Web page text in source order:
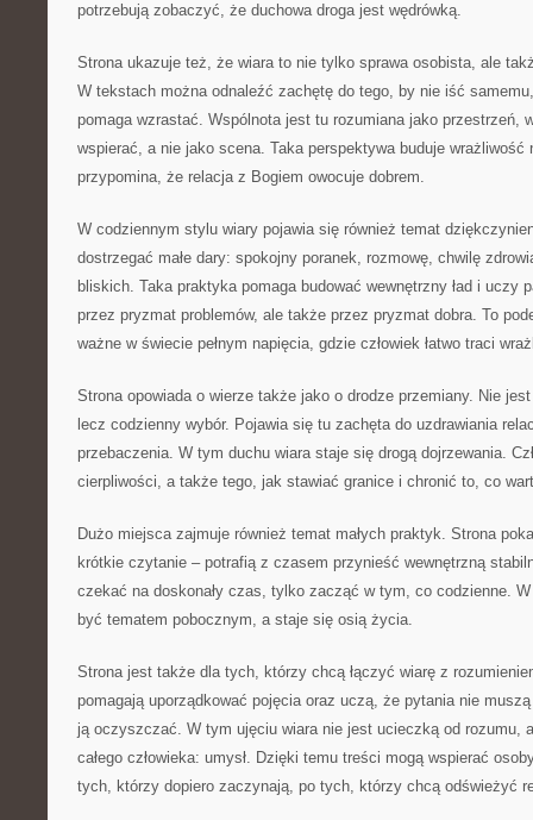
potrzebują zobaczyć, że duchowa droga jest wędrówką.
Strona ukazuje też, że wiara to nie tylko sprawa osobista, ale
W tekstach można odnaleźć zachętę do tego, by nie iść
pomaga wzrastać. Wspólnota jest tu rozumiana jako przestrzeń,
wspierać, a nie jako scena. Taka perspektywa buduje wrażliwość
przypomina, że relacja z Bogiem owocuje dobrem.
W codziennym stylu wiary pojawia się również temat
dostrzegać małe dary: spokojny poranek, rozmowę, chwilę
bliskich. Taka praktyka pomaga budować wewnętrzny ład i uczy
przez pryzmat problemów, ale także przez pryzmat dobra. To
ważne w świecie pełnym napięcia, gdzie człowiek łatwo traci
Strona opowiada o wierze także jako o drodze przemiany. Nie
lecz codzienny wybór. Pojawia się tu zachęta do uzdrawiania
przebaczenia. W tym duchu wiara staje się drogą dojrzewania.
cierpliwości, a także tego, jak stawiać granice i chronić to, co
Dużo miejsca zajmuje również temat małych praktyk. Strona
krótkie czytanie – potrafią z czasem przynieść wewnętrzną
czekać na doskonały czas, tylko zacząć w tym, co codzienne.
być tematem pobocznym, a staje się osią życia.
Strona jest także dla tych, którzy chcą łączyć wiarę z
pomagają uporządkować pojęcia oraz uczą, że pytania nie
ją oczyszczać. W tym ujęciu wiara nie jest ucieczką od rozumu,
całego człowieka: umysł. Dzięki temu treści mogą wspierać
tych, którzy dopiero zaczynają, po tych, którzy chcą odświeżyć